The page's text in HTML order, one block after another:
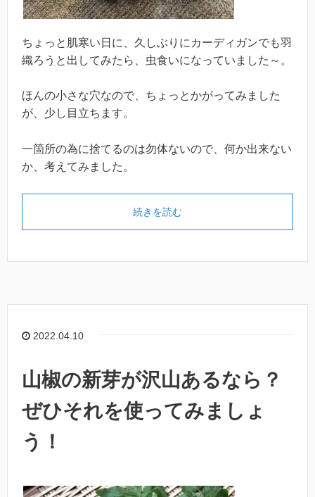
ちょっと肌寒い日に、久しぶりにカーディガンでも羽
織ろうと出してみたら、虫食いになっていました～。
ほんの小さな穴なので、ちょっとかがってみました
が、少し目立ちます。
一箇所の為に捨てるのは勿体ないので、何か出来ない
か、考えてみました。
続きを読む
2022.04.10
山椒の新芽が沢山あるなら？
ぜひそれを使ってみましょ
う！